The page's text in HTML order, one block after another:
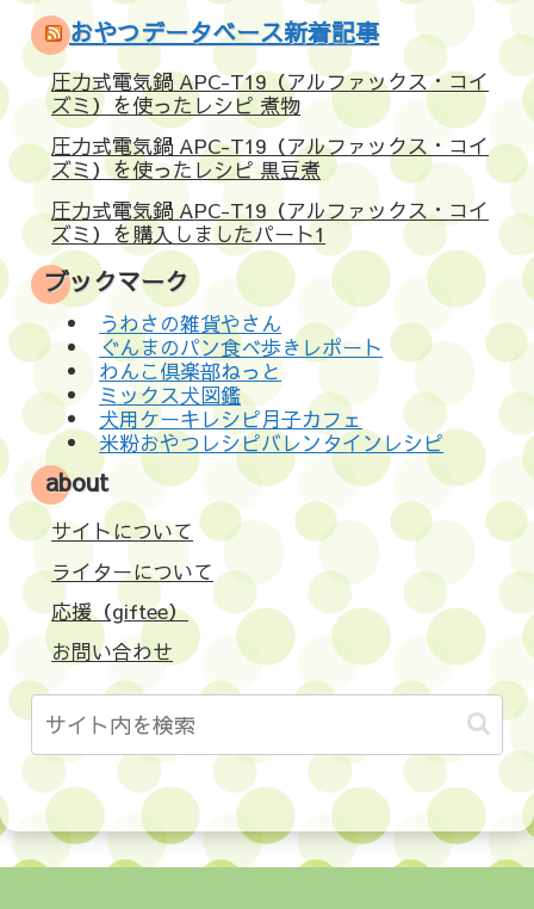
おやつデータベース新着記事
圧力式電気鍋 APC-T19（アルファックス・コイ
ズミ）を使ったレシピ 煮物
圧力式電気鍋 APC-T19（アルファックス・コイ
ズミ）を使ったレシピ 黒豆煮
圧力式電気鍋 APC-T19（アルファックス・コイ
ズミ）を購入しましたパート1
ブックマーク
うわさの雑貨やさん
ぐんまのパン食べ歩きレポート
わんこ倶楽部ねっと
ミックス犬図鑑
犬用ケーキレシピ月子カフェ
米粉おやつレシピバレンタインレシピ
about
サイトについて
ライターについて
応援（giftee）
お問い合わせ